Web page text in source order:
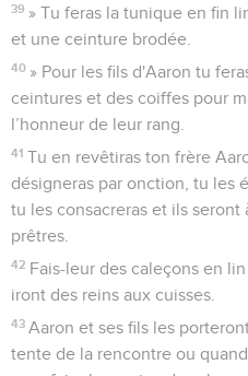
39 » Tu feras la tunique en fin
et une ceinture brodée.
40 » Pour les fils d'Aaron tu
ceintures et des coiffes pour
l’honneur de leur rang.
41 Tu en revêtiras ton frère
désigneras par onction, tu les
tu les consacreras et ils
prêtres.
42 Fais-leur des caleçons en
iront des reins aux cuisses.
43 Aaron et ses fils les
tente de la rencontre ou